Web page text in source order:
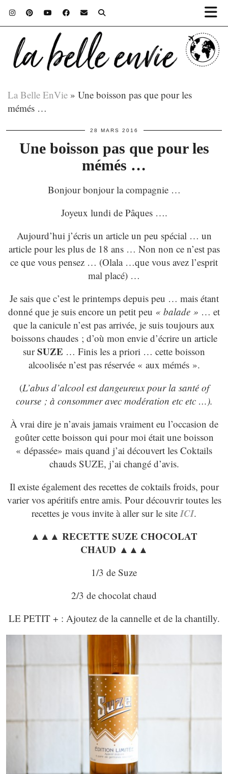
La Belle EnVie » Une boisson pas que pour les
mémés …
28 MARS 2016
Une boisson pas que pour les
mémés …
Bonjour bonjour la compagnie …
Joyeux lundi de Pâques ….
Aujourd’hui j’écris un article un peu spécial … un
article pour les plus de 18 ans … Non non ce n’est pas
ce que vous pensez … (Olala …que vous avez l’esprit
mal placé) …
Je sais que c’est le printemps depuis peu … mais étant
donné que je suis encore un petit peu « balade » … et
que la canicule n’est pas arrivée, je suis toujours aux
boissons chaudes ; d’où mon envie d’écrire un article
surSUZE … Finis les a priori … cette boisson
alcoolisée n’est pas réservée « aux mémés ».
(L’abus d’alcool est dangeureux pour la santé of
course ; à consommer avec modération etc etc …).
À vrai dire je n’avais jamais vraiment eu l’occasion de
goûter cette boisson qui pour moi était une boisson
« dépassée» mais quand j’ai découvert les Coktails
chauds SUZE, j’ai changé d’avis.
Il existe également des recettes de coktails froids, pour
varier vos apéritifs entre amis. Pour découvrir toutes les
recettes je vous invite à aller sur le siteICI.
▲▲▲ RECETTE SUZE CHOCOLAT
CHAUD ▲▲▲
1/3 de Suze
2/3 de chocolat chaud
LE PETIT + : Ajoutez de la cannelle et de la chantilly.